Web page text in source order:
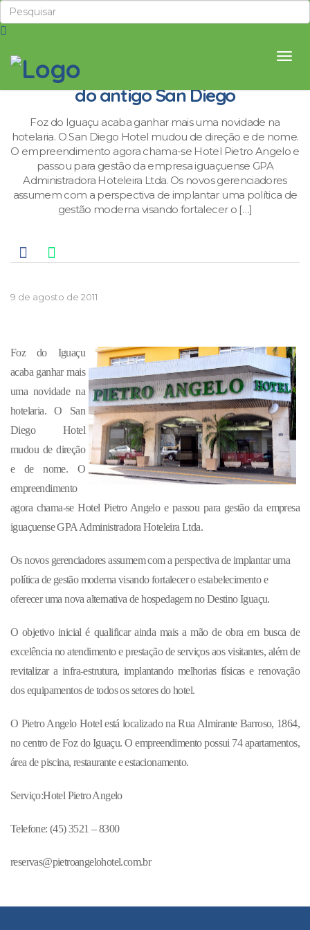
Hotel Pietro Angelo é o novo nome
do antigo San Diego
Foz do Iguaçu acaba ganhar mais uma novidade na
hotelaria. O San Diego Hotel mudou de direção e de nome.
O empreendimento agora chama-se Hotel Pietro Angelo e
passou para gestão da empresa iguaçuense GPA
Administradora Hoteleira Ltda. Os novos gerenciadores
assumem com a perspectiva de implantar uma política de
gestão moderna visando fortalecer o […]
9 de agosto de 2011
Foz do Iguaçu
acaba ganhar mais
uma novidade na
hotelaria. O San
Diego Hotel
mudou de direção
e de nome. O
empreendimento
agora chama-se Hotel Pietro Angelo e passou para gestão da empresa
iguaçuense GPA Administradora Hoteleira Ltda.
Os novos gerenciadores assumem com a perspectiva de implantar uma
política de gestão moderna visando fortalecer o estabelecimento e
oferecer uma nova alternativa de hospedagem no Destino Iguaçu.
O objetivo inicial é qualificar ainda mais a mão de obra em busca de
excelência no atendimento e prestação de serviços aos visitantes, além de
revitalizar a infra-estrutura, implantando melhorias físicas e renovação
dos equipamentos de todos os setores do hotel.
O Pietro Angelo Hotel está localizado na Rua Almirante Barroso, 1864,
no centro de Foz do Iguaçu. O empreendimento possui 74 apartamentos,
área de piscina, restaurante e estacionamento.
Serviço:Hotel Pietro Angelo
Telefone: (45) 3521 – 8300
reservas@pietroangelohotel.com.br